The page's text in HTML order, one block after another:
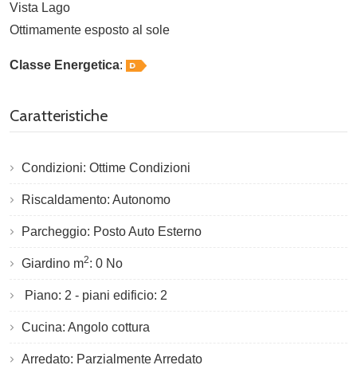
Vista Lago
Ottimamente esposto al sole
Classe Energetica:
Caratteristiche
Condizioni: Ottime Condizioni
Riscaldamento: Autonomo
Parcheggio: Posto Auto Esterno
Giardino m2: 0 No
Piano: 2 - piani edificio: 2
Cucina: Angolo cottura
Arredato: Parzialmente Arredato